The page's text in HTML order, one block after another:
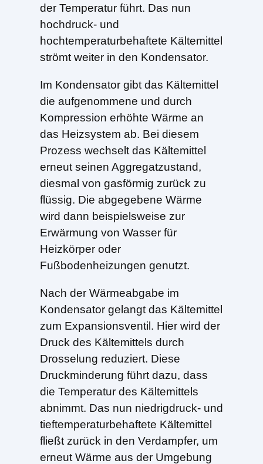
der Temperatur führt. Das nun
hochdruck- und
hochtemperaturbehaftete Kältemittel
strömt weiter in den Kondensator.
Im Kondensator gibt das Kältemittel
die aufgenommene und durch
Kompression erhöhte Wärme an
das Heizsystem ab. Bei diesem
Prozess wechselt das Kältemittel
erneut seinen Aggregatzustand,
diesmal von gasförmig zurück zu
flüssig. Die abgegebene Wärme
wird dann beispielsweise zur
Erwärmung von Wasser für
Heizkörper oder
Fußbodenheizungen genutzt.
Nach der Wärmeabgabe im
Kondensator gelangt das Kältemittel
zum Expansionsventil. Hier wird der
Druck des Kältemittels durch
Drosselung reduziert. Diese
Druckminderung führt dazu, dass
die Temperatur des Kältemittels
abnimmt. Das nun niedrigdruck- und
tieftemperaturbehaftete Kältemittel
fließt zurück in den Verdampfer, um
erneut Wärme aus der Umgebung